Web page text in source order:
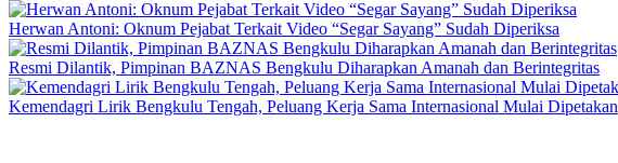
Herwan Antoni: Oknum Pejabat Terkait Video “Segar Sayang” Sudah Diperiksa
Resmi Dilantik, Pimpinan BAZNAS Bengkulu Diharapkan Amanah dan Berintegritas
Kemendagri Lirik Bengkulu Tengah, Peluang Kerja Sama Internasional Mulai Dipetakan